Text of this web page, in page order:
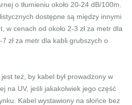
o tłumieniu około 20-24 dB/100m.
dostępne są między innymi
w cenach od około 2-3 zł za metr dla
zł za metr dla kabli grubszych o
też, by kabel był prowadzony w
na UV, jeśli jakakolwiek jego część
Kabel wystawiony na słońce bez